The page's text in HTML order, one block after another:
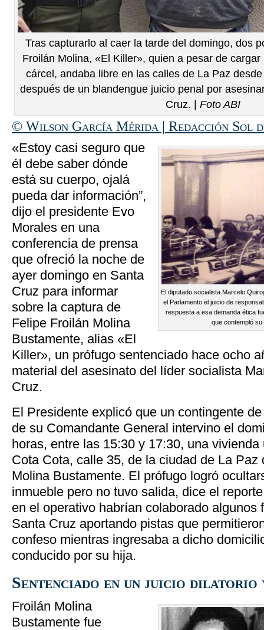
Tras capturarlo al caer la tarde del domingo, dos
Froilán Molina, «El Killer», quien a pesar de
cárcel, andaba libre en las calles de La Paz
después de un blandengue juicio penal por
Cruz. |Foto ABI
© Wilson García Mérida | Redacción Sol
El diputado socialista Marcelo
el Parlamento el juicio de
respuesta a esa demanda ética
que contempló
«Estoy casi seguro que
él debe saber dónde
está su cuerpo, ojalá
pueda dar información”,
dijo el presidente Evo
Morales en una
conferencia de prensa
que ofreció la noche de
ayer domingo en Santa
Cruz para informar
sobre la captura de
Felipe Froilán Molina
Bustamente, alias «El
Killer», un prófugo sentenciado hace ocho
material del asesinato del líder socialista
Cruz.
El Presidente explicó que un contingente
de su Comandante General intervino el
horas, entre las 15:30 y 17:30, una
Cota Cota, calle 35, de la ciudad de La Paz
Molina Bustamente. El prófugo logró
inmueble pero no tuvo salida, dice el
en el operativo habrían colaborado algunos
Santa Cruz aportando pistas que
confeso mientras ingresaba a dicho
conducido por su hija.
Sentenciado en un juicio dilatorio
Froilán Molina
Bustamente fue